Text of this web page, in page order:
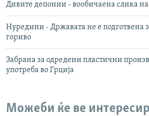
Дивите депонии - вообичаена слика
Нуредини - Државата не е подготвена
гориво
Забрана за одредени пластични
употреба во Грција
Можеби ќе ве